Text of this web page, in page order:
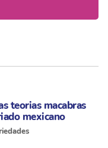
teorias macabras
mexicano